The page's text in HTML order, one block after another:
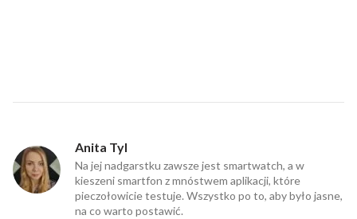
Anita Tyl
Na jej nadgarstku zawsze jest smartwatch, a w
kieszeni smartfon z mnóstwem aplikacji, które
pieczołowicie testuje. Wszystko po to, aby było jasne,
na co warto postawić.